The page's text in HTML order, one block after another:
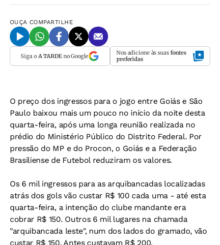
OUÇA COMPARTILHE
Siga o A TARDEno Google Nos adicione às suas fontes
preferidas
O preço dos ingressos para o jogo entre Goiás e São
Paulo baixou mais um pouco no início da noite desta
quarta-feira, após uma longa reunião realizada no
prédio do Ministério Público do Distrito Federal. Por
pressão do MP e do Procon, o Goiás e a Federação
Brasiliense de Futebol reduziram os valores.
Os 6 mil ingressos para as arquibancadas localizadas
atrás dos gols vão custar R$ 100 cada uma - até esta
quarta-feira, a intenção do clube mandante era
cobrar R$ 150. Outros 6 mil lugares na chamada
"arquibancada leste", num dos lados do gramado, vão
custar R$ 150. Antes custavam R$ 200.